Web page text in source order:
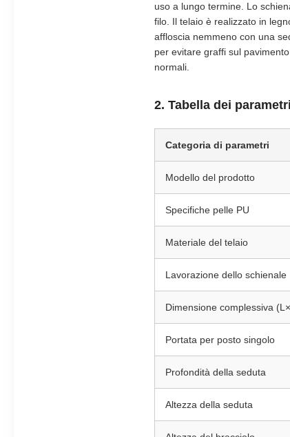
uso a lungo termine. Lo
filo. Il telaio è realizzato in
affloscia nemmeno con una
per evitare graffi sul
normali.
2. Tabella dei
Categoria di parametri
Modello del prodotto
Specifiche pelle PU
Materiale del telaio
Lavorazione dello schienale
Dimensione complessiva
Portata per posto singolo
Profondità della seduta
Altezza della seduta